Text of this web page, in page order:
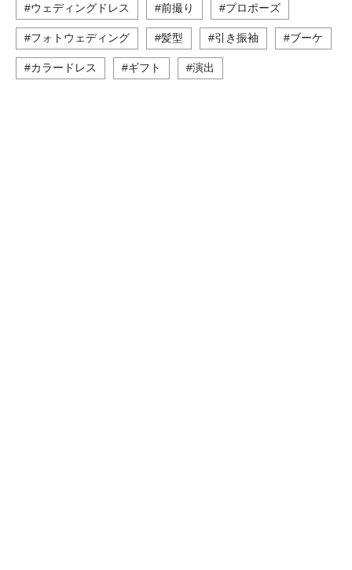
#ウェディングドレス #前撮り #プロポーズ
#フォトウェディング #髪型 #引き振袖 #ブーケ
#カラードレス #ギフト #演出